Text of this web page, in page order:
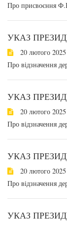
Про присвоєння
УКАЗ
20 лютого
Про відзначення
УКАЗ
20 лютого
Про відзначення
УКАЗ
20 лютого
Про відзначення
УКАЗ